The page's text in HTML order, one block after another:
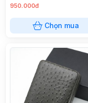
950.000đ
Chọn mua